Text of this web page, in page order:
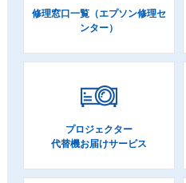
修理窓口一覧（エプソン修理セ
ンター）
プロジェクター
代替機お届けサービス